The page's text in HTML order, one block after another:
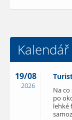
Kalendář
19/08
2026
Na
po
lehké